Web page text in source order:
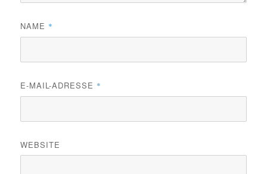
NAME *
E-MAIL-ADRESSE *
WEBSITE